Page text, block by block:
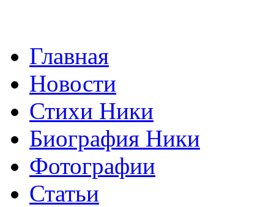
Главная
Новости
Стихи Ники
Биография Ники
Фотографии
Статьи